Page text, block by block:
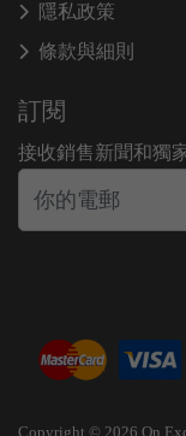
隱私政策
條款與細則
訂閱
接收銷售新聞和獨
Copyright © 2026 On